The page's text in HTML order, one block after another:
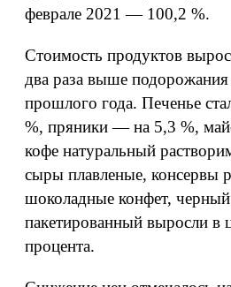
феврале 2021 — 100,2 %.
Стоимость продуктов
два раза выше
прошлого года. Печенье
%, пряники — на 5,3 %,
кофе натуральный
сыры плавленые, консервы
шоколадные конфет,
пакетированный выросли в
процента.